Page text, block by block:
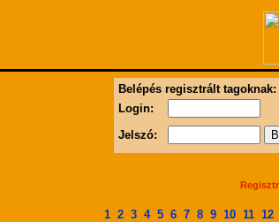
Belépés regisztrált tagoknak:
Login:
Jelszó:
1 2 3 4 5 6 7 8 9 10 11 12